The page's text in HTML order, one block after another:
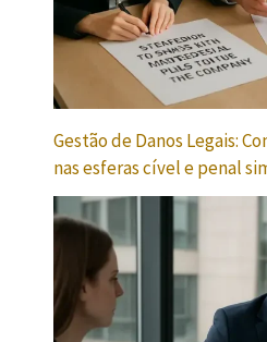
Gestão de Danos Legais:
nas esferas cível e penal